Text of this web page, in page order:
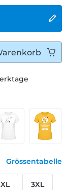
Grössentabelle
3XL